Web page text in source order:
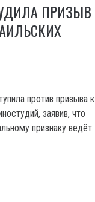
ПРИЗЫВ
против призыва к
заявив, что
признаку ведёт